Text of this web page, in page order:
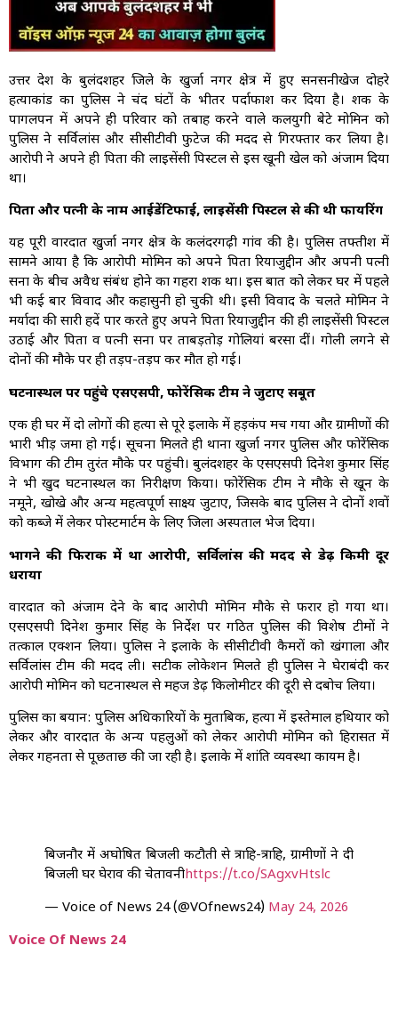
उत्तर प्रदेश के बुलंदशहर जिले के खुर्जा नगर क्षेत्र में हुए सनसनीखेज दोहरे
हत्याकांड का पुलिस ने चंद घंटों के भीतर पर्दाफाश कर दिया है। शक के
पागलपन में अपने ही परिवार को तबाह करने वाले कलयुगी बेटे मोमिन को
पुलिस ने सर्विलांस और सीसीटीवी फुटेज की मदद से गिरफ्तार कर लिया है।
आरोपी ने अपने ही पिता की लाइसेंसी पिस्टल से इस खूनी खेल को अंजाम दिया
था।
पिता और पत्नी के नाम आईडेंटिफाई, लाइसेंसी पिस्टल से की थी फायरिंग
यह पूरी वारदात खुर्जा नगर क्षेत्र के कलंदरगढ़ी गांव की है। पुलिस तफ्तीश में
सामने आया है कि आरोपी मोमिन को अपने पिता रियाजुद्दीन और अपनी पत्नी
सना के बीच अवैध संबंध होने का गहरा शक था। इस बात को लेकर घर में पहले
भी कई बार विवाद और कहासुनी हो चुकी थी। इसी विवाद के चलते मोमिन ने
मर्यादा की सारी हदें पार करते हुए अपने पिता रियाजुद्दीन की ही लाइसेंसी पिस्टल
उठाई और पिता व पत्नी सना पर ताबड़तोड़ गोलियां बरसा दीं। गोली लगने से
दोनों की मौके पर ही तड़प-तड़प कर मौत हो गई।
घटनास्थल पर पहुंचे एसएसपी, फोरेंसिक टीम ने जुटाए सबूत
एक ही घर में दो लोगों की हत्या से पूरे इलाके में हड़कंप मच गया और ग्रामीणों की
भारी भीड़ जमा हो गई। सूचना मिलते ही थाना खुर्जा नगर पुलिस और फोरेंसिक
विभाग की टीम तुरंत मौके पर पहुंची। बुलंदशहर के एसएसपी दिनेश कुमार सिंह
ने भी खुद घटनास्थल का निरीक्षण किया। फोरेंसिक टीम ने मौके से खून के
नमूने, खोखे और अन्य महत्वपूर्ण साक्ष्य जुटाए, जिसके बाद पुलिस ने दोनों शवों
को कब्जे में लेकर पोस्टमार्टम के लिए जिला अस्पताल भेज दिया।
भागने की फिराक में था आरोपी, सर्विलांस की मदद से डेढ़ किमी दूर
धराया
वारदात को अंजाम देने के बाद आरोपी मोमिन मौके से फरार हो गया था।
एसएसपी दिनेश कुमार सिंह के निर्देश पर गठित पुलिस की विशेष टीमों ने
तत्काल एक्शन लिया। पुलिस ने इलाके के सीसीटीवी कैमरों को खंगाला और
सर्विलांस टीम की मदद ली। सटीक लोकेशन मिलते ही पुलिस ने घेराबंदी कर
आरोपी मोमिन को घटनास्थल से महज डेढ़ किलोमीटर की दूरी से दबोच लिया।
पुलिस का बयान: पुलिस अधिकारियों के मुताबिक, हत्या में इस्तेमाल हथियार को
लेकर और वारदात के अन्य पहलुओं को लेकर आरोपी मोमिन को हिरासत में
लेकर गहनता से पूछताछ की जा रही है। इलाके में शांति व्यवस्था कायम है।
बिजनौर में अघोषित बिजली कटौती से त्राहि-त्राहि, ग्रामीणों ने दी
बिजली घर घेराव की चेतावनीhttps://t.co/SAgxvHtslc
— Voice of News 24 (@VOfnews24) May 24, 2026
Voice Of News 24